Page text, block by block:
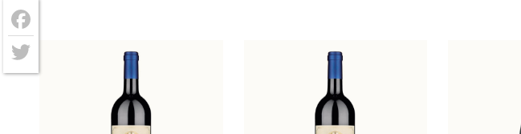
Facebook
Twitter